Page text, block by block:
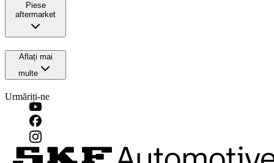
Piese
aftermarket
Aflați mai
multe
Urmăriți-ne